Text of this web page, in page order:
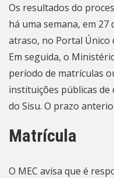
Os resultados do
há uma semana, em 27
atraso, no Portal Único
Em seguida, o
período de matrículas
instituições públicas
do Sisu. O prazo
Matrícula
O MEC avisa que é